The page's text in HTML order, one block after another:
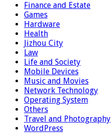
Finance and Estate
Games
Hardware
Health
Jizhou City
Law
Life and Society
Mobile Devices
Music and Movies
Network Technology
Operating System
Others
Travel and Photography
WordPress